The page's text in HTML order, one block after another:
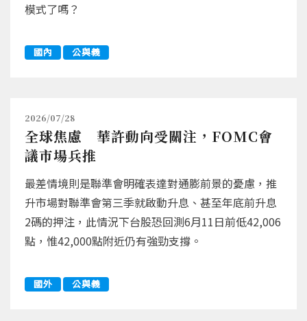
模式了嗎？
國內 公與義
2026/07/28
全球焦慮 華許動向受關注，FOMC會
議市場兵推
最差情境則是聯準會明確表達對通膨前景的憂慮，推
升市場對聯準會第三季就啟動升息、甚至年底前升息
2碼的押注，此情況下台股恐回測6月11日前低42,006
點，惟42,000點附近仍有強勁支撐。
國外 公與義